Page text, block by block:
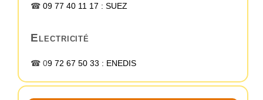
☎ 09 77 40 11 17 : SUEZ
Electricité
☎ 09 72 67 50 33 : ENEDIS